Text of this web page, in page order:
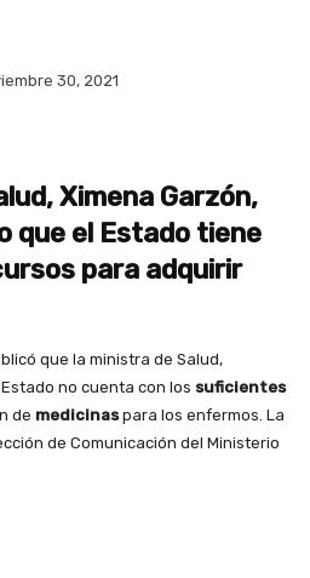
30, 2021
Ximena Garzón,
que el Estado tiene
para adquirir
que la ministra de Salud,
no cuenta con los suficientes
de medicinaspara los enfermos. La
de Comunicación del Ministerio